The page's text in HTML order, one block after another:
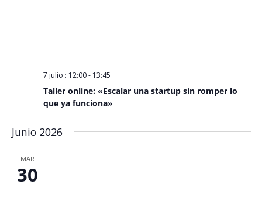
Taller online: «Escalar una startup sin romper lo
que ya funciona»
7 julio : 12:00- 13:45
Junio 2026
MAR
30